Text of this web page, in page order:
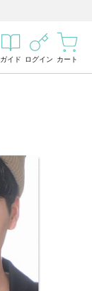
ガイド ログイン カート